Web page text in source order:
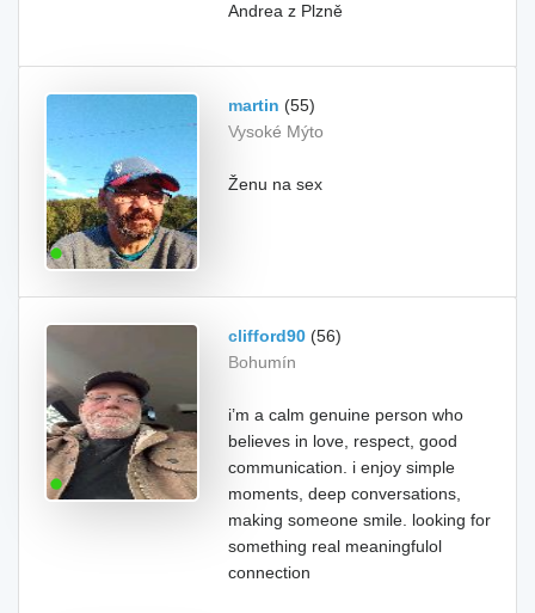
Andrea z Plzně
martin (55)
Vysoké Mýto
Ženu na sex
clifford90 (56)
Bohumín
i’m a calm genuine person who
believes in love, respect, good
communication. i enjoy simple
moments, deep conversations,
making someone smile. looking for
something real meaningfulol
connection